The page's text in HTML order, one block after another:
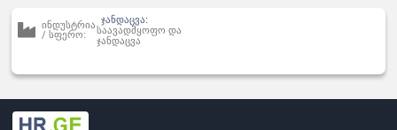
ინდუსტრია
/ სფერო:
ჯანდაცვა:
საავადმყოფო და
ჯანდაცვა